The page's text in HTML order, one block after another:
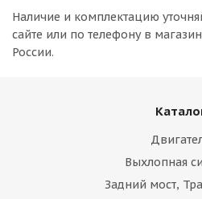
Наличие и комплектацию
сайте или по телефону в
России.
Выхлопная
Задний мост,